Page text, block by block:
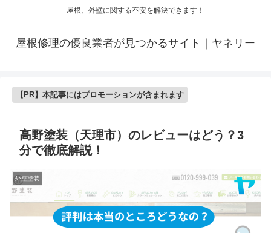
屋根、外壁に関する不安を解決できます！
屋根修理の優良業者が見つかるサイト｜ヤネリー
【PR】本記事にはプロモーションが含まれます
高野塗装（天理市）のレビューはどう？3
分で徹底解説！
外壁塗装